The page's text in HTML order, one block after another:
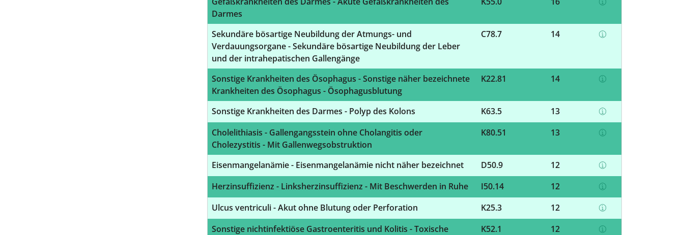
Darmes
Sekundäre bösartige Neubildung der Atmungs- und
Verdauungsorgane - Sekundäre bösartige Neubildung der Leber
und der intrahepatischen Gallengänge
C78.7 14
Sonstige Krankheiten des Ösophagus - Sonstige näher bezeichnete
Krankheiten des Ösophagus - Ösophagusblutung
K22.81 14
Sonstige Krankheiten des Darmes - Polyp des Kolons K63.5
13
Cholelithiasis - Gallengangsstein ohne Cholangitis oder
Cholezystitis - Mit Gallenwegsobstruktion
K80.51 13
Eisenmangelanämie - Eisenmangelanämie nicht näher bezeichnet D50.9
12
Herzinsuffizienz - Linksherzinsuffizienz - Mit Beschwerden in Ruhe
I50.14
12
Ulcus ventriculi - Akut ohne Blutung oder Perforation
K25.3
12
Sonstige nichtinfektiöse Gastroenteritis und Kolitis - Toxische
K52.1 12